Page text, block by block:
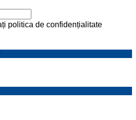
politica de confidențialitate